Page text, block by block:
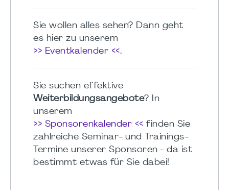
Sie wollen alles sehen? Dann geht
es hier zu unserem
>> Eventkalender <<.
Sie suchen effektive
Weiterbildungsangebote? In
unserem
>> Sponsorenkalender << finden Sie
zahlreiche Seminar- und Trainings-
Termine unserer Sponsoren - da ist
bestimmt etwas für Sie dabei!